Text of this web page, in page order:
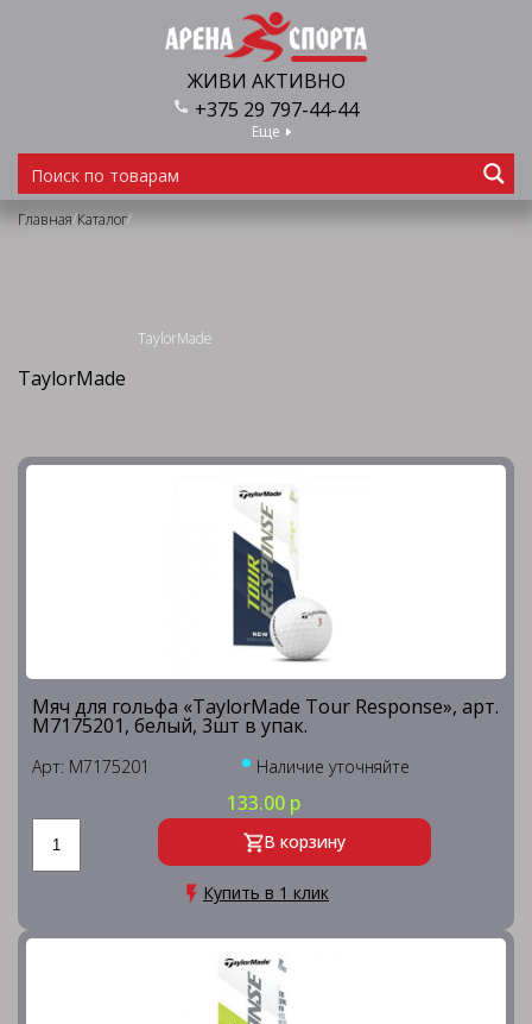
ЖИВИ АКТИВНО
+375 29 797-44-44
Еще
Главная/Каталог/
TaylorMade
TaylorMade
Мяч для гольфа «TaylorMade Tour Response», арт.
M7175201, белый, 3шт в упак.
Арт: M7175201 Наличие уточняйте
133.00 р
В корзину
Купить в 1 клик